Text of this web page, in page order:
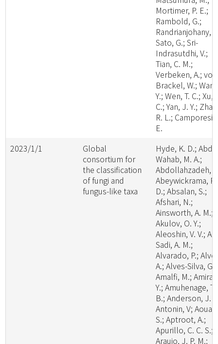
Mortimer, P. E.;
Rambold, G.;
Randrianjohany,
Sato, G.; Sri-
Indrasutdhi, V.;
Tian, C. M.;
Verbeken, A.; von
Brackel, W.;
Y.; Wen, T. C.; Xu,
C.; Yan, J. Y.;
R. L.; Camporesi,
E.
2023/1/1
Global
consortium for
the classification
of fungi and
fungus-like taxa
Hyde, K. D.;
Wahab, M. A.;
Abdollahzadeh,
Abeywickrama, P.
D.; Absalan, S.;
Afshari, N.;
Ainsworth, A. M.;
Akulov, O. Y.;
Aleoshin, V. V.; Al-
Sadi, A. M.;
Alvarado, P.;
A.; Alves-Silva, G.;
Amalfi, M.; Amira,
Y.; Amuhenage, T.
B.; Anderson, J.
Antonin, V; Aouali,
S.; Aptroot, A.;
Apurillo, C. C. S.;
Araujo, J. P. M.;